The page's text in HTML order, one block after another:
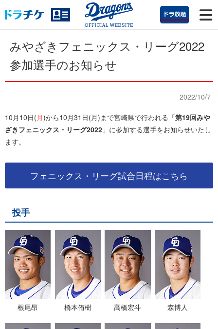
みやざきフェニックス・リーグ2022
参加選手のお知らせ
2022/10/7
10月10日(月)から10月31日(月)まで宮崎県で行われる「第19回みや
ざきフェニックス・リーグ2022 」に参加する選手をお知らせいたし
ます。
フェニックス・リーグ試合日程はこちら
投手
根尾昂 橋本侑樹 高橋宏斗 森博人